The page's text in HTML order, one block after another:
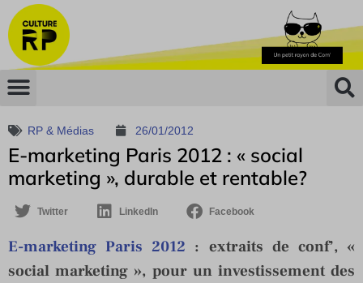
RP & Médias 26/01/2012
E-marketing Paris 2012 : « social
marketing », durable et rentable?
Twitter LinkedIn Facebook
E-marketing Paris 2012 : extraits de conf’, «
social marketing », pour un investissement des